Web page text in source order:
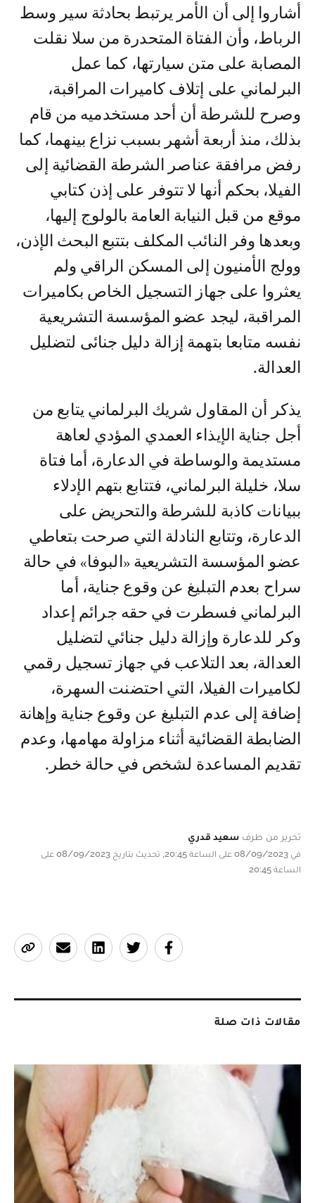
أشاروا إلى أن الأمر يرتبط بحادثة سير وسط
الرباط، وأن الفتاة المتحدرة من سلا نقلت
المصابة على متن سيارتها، كما عمل
البرلماني على إتلاف كاميرات المراقبة،
وصرح للشرطة أن أحد مستخدميه من قام
بذلك، منذ أربعة أشهر بسبب نزاع بينهما، كما
رفض مرافقة عناصر الشرطة القضائية إلى
الفيلا، بحكم أنها لا تتوفر على إذن كتابي
موقع من قبل النيابة العامة بالولوج إليها،
وبعدها وفر النائب المكلف بتتبع البحث الإذن،
وولج الأمنيون إلى المسكن الراقي ولم
يعثروا على جهاز التسجيل الخاص بكاميرات
المراقبة، ليجد عضو المؤسسة التشريعية
نفسه متابعا بتهمة إزالة دلیل جنائى لتضليل
العدالة.
يذكر أن المقاول شريك البرلماني يتابع من
أجل جناية الإيذاء العمدي المؤدي لعاهة
مستديمة والوساطة في الدعارة، أما فتاة
سلا، خليلة البرلماني، فتتابع بتهم الإدلاء
ببيانات كاذبة للشرطة والتحريض على
الدعارة، وتتابع النادلة التي صرحت بتعاطي
عضو المؤسسة التشريعية «البوفا» في حالة
سراح بعدم التبليغ عن وقوع جناية، أما
البرلماني فسطرت في حقه جرائم إعداد
وكر للدعارة وإزالة دليل جنائي لتضليل
العدالة، بعد التلاعب في جهاز تسجيل رقمي
لكاميرات الفيلا، التي احتضنت السهرة،
إضافة إلى عدم التبليغ عن وقوع جناية وإهانة
الضابطة القضائية أثناء مزاولة مهامها، وعدم
تقديم المساعدة لشخص في حالة خطر.
تحرير من طرف سعيد قدري
في 08/09/2023 على الساعة 20:45, تحديث بتاريخ 08/09/2023 على
الساعة 20:45
مقالات ذات صلة